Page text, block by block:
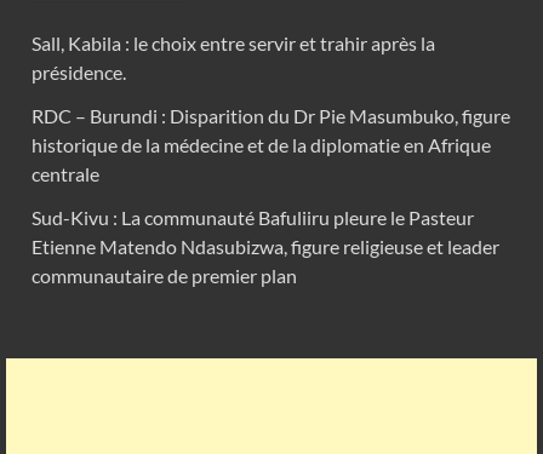
Sall, Kabila : le choix entre servir et trahir après la
présidence.
RDC – Burundi : Disparition du Dr Pie Masumbuko, figure
historique de la médecine et de la diplomatie en Afrique
centrale
Sud-Kivu : La communauté Bafuliiru pleure le Pasteur
Etienne Matendo Ndasubizwa, figure religieuse et leader
communautaire de premier plan